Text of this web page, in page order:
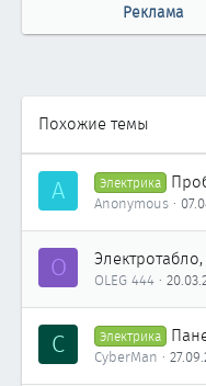
Реклама
Похожие темы
A Электрика
Anonymous
O OLEG 444
C Электрика
CyberMan